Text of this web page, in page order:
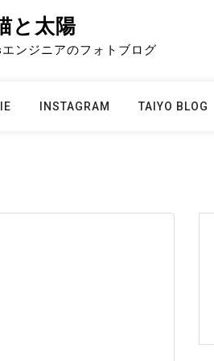
と太陽
ンジニアのフォトブログ
INSTAGRAM TAIYO BLOG